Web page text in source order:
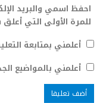
احفظ اسمي والبريد
للمرة الأولى التي
أعلمني بمتابعة
أعلمني بالمواضيع